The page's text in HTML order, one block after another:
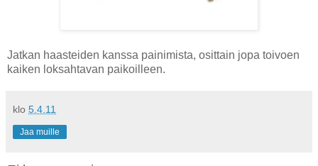
Jatkan haasteiden kanssa painimista, osittain jopa toivoen
kaiken loksahtavan paikoilleen.
klo 5.4.11
Jaa muille